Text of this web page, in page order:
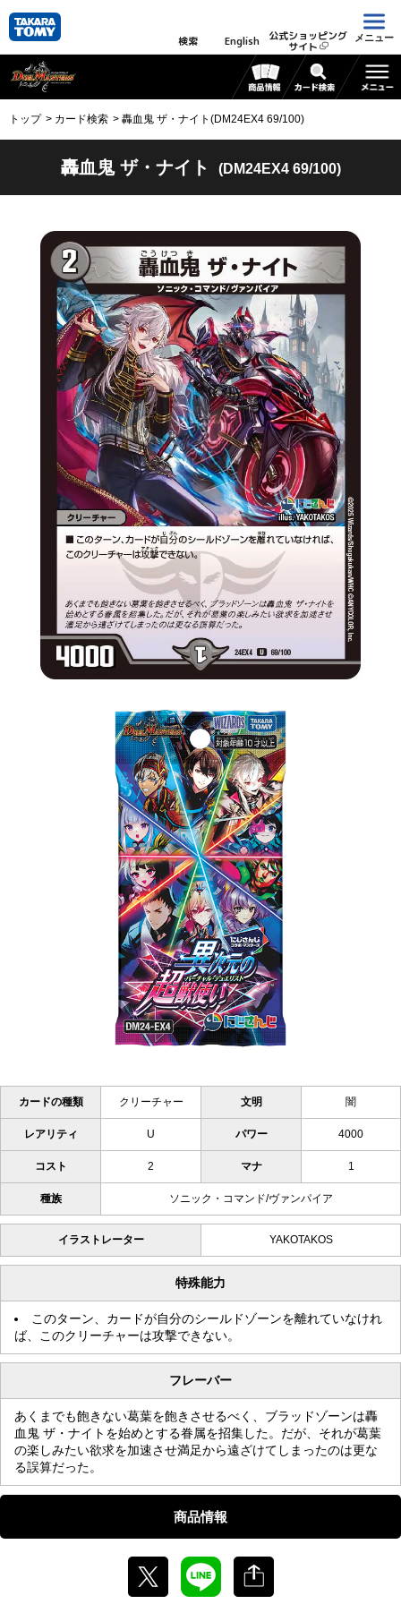
検索 English 公式ショッピング
サイト
メニュー
トップ カード検索 轟血鬼 ザ・ナイト(DM24EX4 69/100)
轟血鬼 ザ・ナイト (DM24EX4 69/100)
カードの種類 クリーチャー 文明 闇
レアリティ U パワー 4000
コスト 2 マナ 1
種族 ソニック・コマンド/ヴァンパイア
イラストレーター YAKOTAKOS
特殊能力
このターン、カードが自分のシールドゾーンを離れていなけれ
ば、このクリーチャーは攻撃できない。
フレーバー
あくまでも飽きない葛葉を飽きさせるべく、ブラッドゾーンは轟
血鬼 ザ・ナイトを始めとする眷属を招集した。だが、それが葛葉
の楽しみたい欲求を加速させ満足から遠ざけてしまったのは更な
る誤算だった。
商品情報